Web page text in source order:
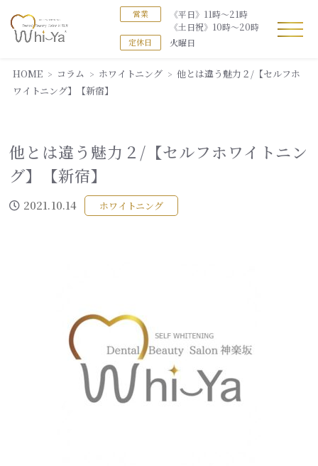
営業
《平日》11時～21時
《土日祝》10時～20時
定休日 火曜日
HOME コラム ホワイトニング
他とは違う魅力２/【セルフホ
ワイトニング】【新宿】
他とは違う魅力２/【セルフホワイトニン
グ】【新宿】
2021.10.14 ホワイトニング